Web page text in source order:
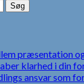
præsentation
klarhed i din
ansvar som